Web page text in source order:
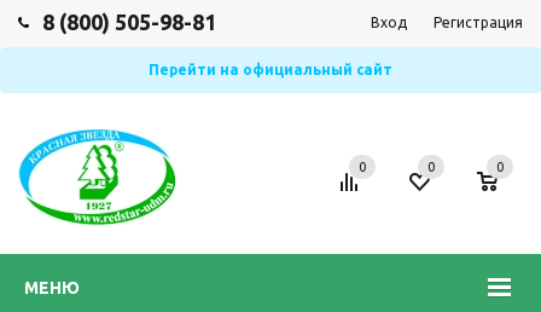
8 (800) 505-98-81 Вход Регистрация
Перейти на официальный сайт
МЕНЮ
0 0 0